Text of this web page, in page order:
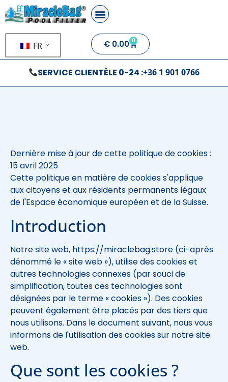
FR € 0.00 0
SERVICE CLIENTÈLE 0-24 :+36 1 901 0766
Dernière mise à jour de cette politique de cookies :
15 avril 2025
Cette politique en matière de cookies s'applique
aux citoyens et aux résidents permanents légaux
de l'Espace économique européen et de la Suisse.
Introduction
Notre site web, https://miraclebag.store (ci-après
dénommé le « site web »), utilise des cookies et
autres technologies connexes (par souci de
simplification, toutes ces technologies sont
désignées par le terme « cookies »). Des cookies
peuvent également être placés par des tiers que
nous utilisons. Dans le document suivant, nous vous
informons de l'utilisation des cookies sur notre site
web.
Que sont les cookies ?